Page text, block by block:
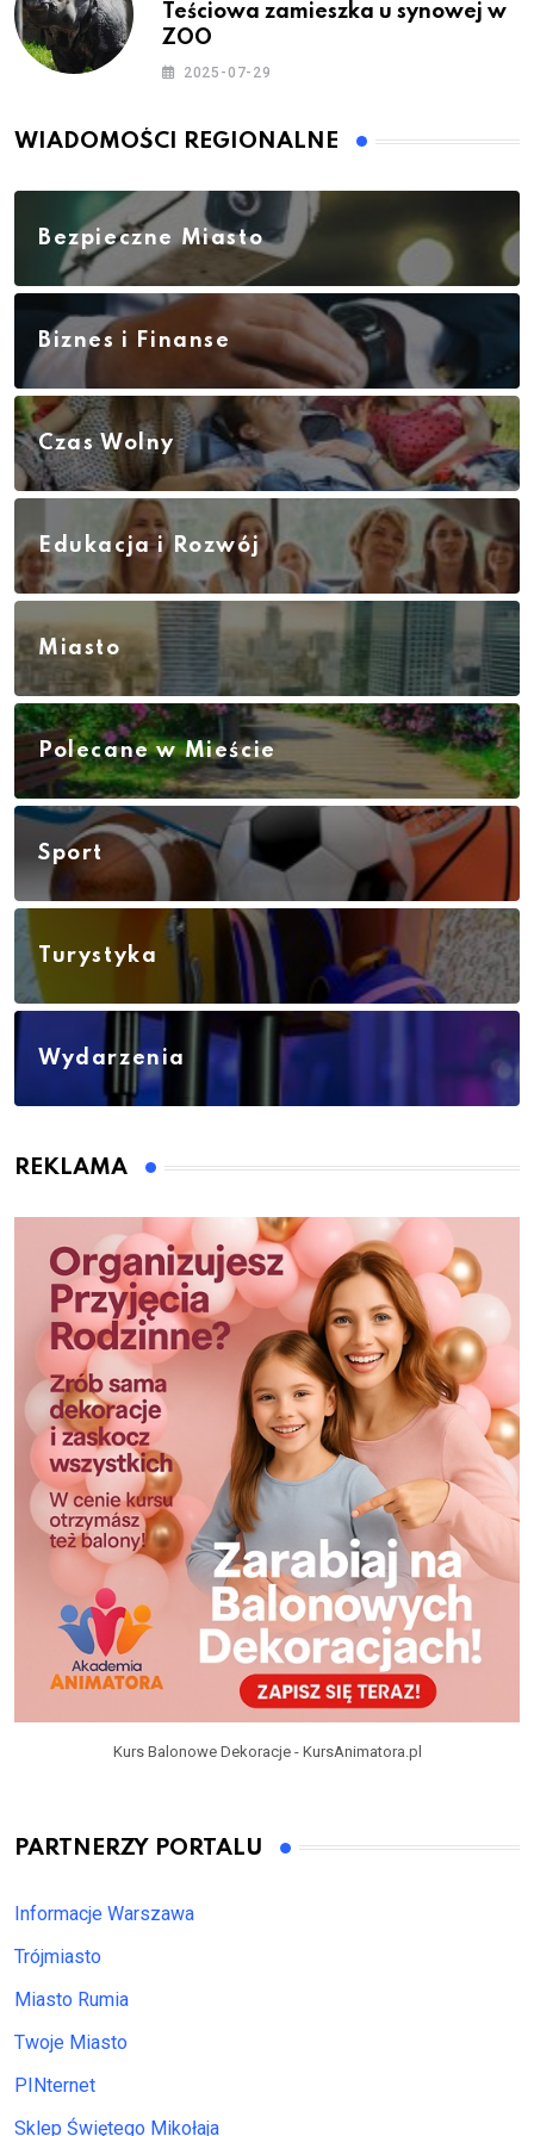
Teściowa zamieszka u synowej w
ZOO
2025-07-29
WIADOMOŚCI REGIONALNE
Bezpieczne Miasto
Biznes i Finanse
Czas Wolny
Edukacja i Rozwój
Miasto
Polecane w Mieście
Sport
Turystyka
Wydarzenia
REKLAMA
Kurs Balonowe Dekoracje - KursAnimatora.pl
PARTNERZY PORTALU
Informacje Warszawa
Trójmiasto
Miasto Rumia
Twoje Miasto
PINternet
Sklep Świętego Mikołaja